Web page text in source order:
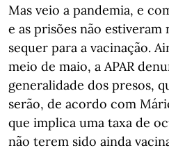
Mas veio a pandemia, e
e as prisões não
sequer para a vacinação.
meio de maio, a APAR
generalidade dos presos,
serão, de acordo com
que implica uma taxa de
não terem sido ainda